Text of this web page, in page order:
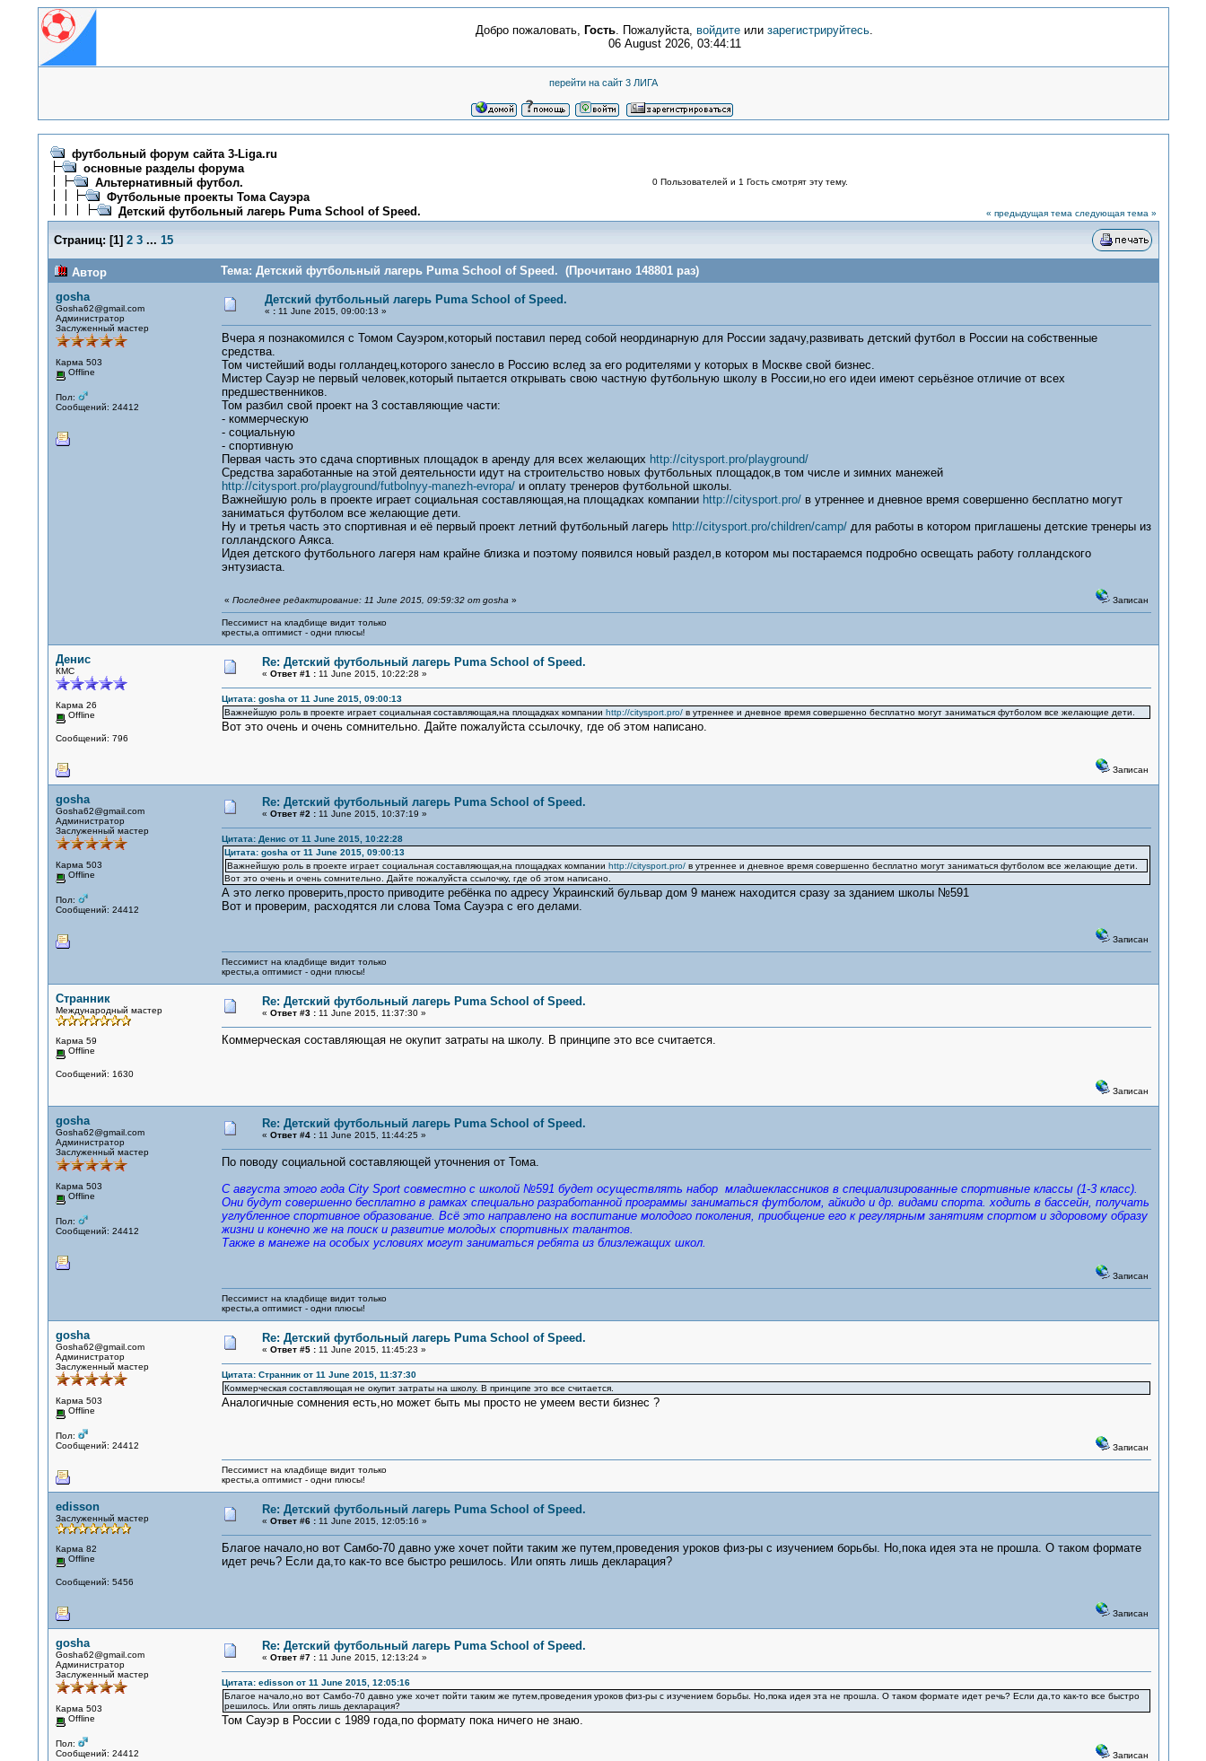
Добро пожаловать, Гость. Пожалуйста, войдите или зарегистрируйтесь.
06 August 2026, 03:44:11
перейти на сайт 3 ЛИГА
футбольный форум сайта 3-Liga.ru
основные разделы форума
Альтернативный футбол.
Футбольные проекты Тома Сауэра
Детский футбольный лагерь Puma School of Speed.
0 Пользователей и 1 Гость смотрят эту тему.
« предыдущая тема следующая тема »
Страниц: [1] 2 3 ... 15
Автор
Тема: Детский футбольный лагерь Puma School of Speed. (Прочитано 148801 раз)
gosha
Gosha62@gmail.com
Администратор
Заслуженный мастер
Карма 503
Offline
Пол:
Сообщений: 24412
Детский футбольный лагерь Puma School of Speed.
« :11 June 2015, 09:00:13 »
Вчера я познакомился с Томом Сауэром,который поставил перед собой неординарную для России задачу,развивать детский футбол в России на собственные
средства.
Том чистейший воды голландец,которого занесло в Россию вслед за его родителями у которых в Москве свой бизнес.
Мистер Сауэр не первый человек,который пытается открывать свою частную футбольную школу в России,но его идеи имеют серьёзное отличие от всех
предшественников.
Том разбил свой проект на 3 составляющие части:
- коммерческую
- социальную
- спортивную
Первая часть это сдача спортивных площадок в аренду для всех желающих http://citysport.pro/playground/
Средства заработанные на этой деятельности идут на строительство новых футбольных площадок,в том числе и зимних манежей
http://citysport.pro/playground/futbolnyy-manezh-evropa/и оплату тренеров футбольной школы.
Важнейшую роль в проекте играет социальная составляющая,на площадках компании http://citysport.pro/в утреннее и дневное время совершенно бесплатно могут
заниматься футболом все желающие дети.
Ну и третья часть это спортивная и её первый проект летний футбольный лагерь http://citysport.pro/children/camp/для работы в котором приглашены детские тренеры из
голландского Аякса.
Идея детского футбольного лагеря нам крайне близка и поэтому появился новый раздел,в котором мы постараемся подробно освещать работу голландского
энтузиаста.
« Последнее редактирование: 11 June 2015, 09:59:32 от gosha » Записан
Пессимист на кладбище видит только
кресты,а оптимист - одни плюсы!
Денис
КМС
Карма 26
Offline
Сообщений: 796
Re: Детский футбольный лагерь Puma School of Speed.
« Ответ #1 :11 June 2015, 10:22:28 »
Цитата: gosha от 11 June 2015, 09:00:13
Важнейшую роль в проекте играет социальная составляющая,на площадках компании http://citysport.pro/в утреннее и дневное время совершенно бесплатно могут заниматься футболом все желающие дети.
Вот это очень и очень сомнительно. Дайте пожалуйста ссылочку, где об этом написано.
Записан
gosha
Gosha62@gmail.com
Администратор
Заслуженный мастер
Карма 503
Offline
Пол:
Сообщений: 24412
Re: Детский футбольный лагерь Puma School of Speed.
« Ответ #2 :11 June 2015, 10:37:19 »
Цитата: Денис от 11 June 2015, 10:22:28
Цитата: gosha от 11 June 2015, 09:00:13
Важнейшую роль в проекте играет социальная составляющая,на площадках компании http://citysport.pro/в утреннее и дневное время совершенно бесплатно могут заниматься футболом все желающие дети.
Вот это очень и очень сомнительно. Дайте пожалуйста ссылочку, где об этом написано.
А это легко проверить,просто приводите ребёнка по адресу Украинский бульвар дом 9 манеж находится сразу за зданием школы №591
Вот и проверим, расходятся ли слова Тома Сауэра с его делами.
Записан
Пессимист на кладбище видит только
кресты,а оптимист - одни плюсы!
Странник
Международный мастер
Карма 59
Offline
Сообщений: 1630
Re: Детский футбольный лагерь Puma School of Speed.
« Ответ #3 :11 June 2015, 11:37:30 »
Коммерческая составляющая не окупит затраты на школу. В принципе это все считается.
Записан
gosha
Gosha62@gmail.com
Администратор
Заслуженный мастер
Карма 503
Offline
Пол:
Сообщений: 24412
Re: Детский футбольный лагерь Puma School of Speed.
« Ответ #4 :11 June 2015, 11:44:25 »
По поводу социальной составляющей уточнения от Тома.
С августа этого года City Sport совместно с школой №591 будет осуществлять набор младшеклассников в специализированные спортивные классы (1-3 класс).
Они будут совершенно бесплатно в рамках специально разработанной программы заниматься футболом, айкидо и др. видами спорта. ходить в бассейн, получать
углубленное спортивное образование. Всё это направлено на воспитание молодого поколения, приобщение его к регулярным занятиям спортом и здоровому образу
жизни и конечно же на поиск и развитие молодых спортивных талантов.
Также в манеже на особых условиях могут заниматься ребята из близлежащих школ.
Записан
Пессимист на кладбище видит только
кресты,а оптимист - одни плюсы!
gosha
Gosha62@gmail.com
Администратор
Заслуженный мастер
Карма 503
Offline
Пол:
Сообщений: 24412
Re: Детский футбольный лагерь Puma School of Speed.
« Ответ #5 :11 June 2015, 11:45:23 »
Цитата: Странник от 11 June 2015, 11:37:30
Коммерческая составляющая не окупит затраты на школу. В принципе это все считается.
Аналогичные сомнения есть,но может быть мы просто не умеем вести бизнес ?
Записан
Пессимист на кладбище видит только
кресты,а оптимист - одни плюсы!
edisson
Заслуженный мастер
Карма 82
Offline
Сообщений: 5456
Re: Детский футбольный лагерь Puma School of Speed.
« Ответ #6 :11 June 2015, 12:05:16 »
Благое начало,но вот Самбо-70 давно уже хочет пойти таким же путем,проведения уроков физ-ры с изучением борьбы. Но,пока идея эта не прошла. О таком формате
идет речь? Если да,то как-то все быстро решилось. Или опять лишь декларация?
Записан
gosha
Gosha62@gmail.com
Администратор
Заслуженный мастер
Карма 503
Offline
Пол:
Сообщений: 24412
Re: Детский футбольный лагерь Puma School of Speed.
« Ответ #7 :11 June 2015, 12:13:24 »
Цитата: edisson от 11 June 2015, 12:05:16
Благое начало,но вот Самбо-70 давно уже хочет пойти таким же путем,проведения уроков физ-ры с изучением борьбы. Но,пока идея эта не прошла. О таком формате идет речь? Если да,то как-то все быстро
решилось. Или опять лишь декларация?
Том Сауэр в России с 1989 года,по формату пока ничего не знаю.
Записан